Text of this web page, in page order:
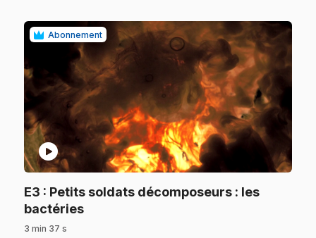
Abonnement
play_circle
E3 : Petits soldats décomposeurs : les
bactéries.
3 min 37 s